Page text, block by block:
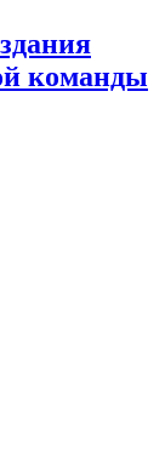
команды